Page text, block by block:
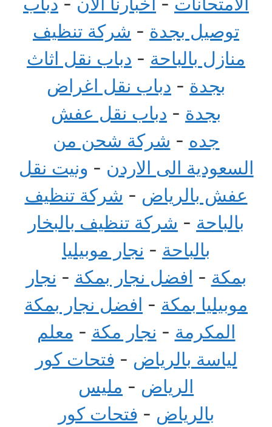
توصيل بجدة - شركة تنظيف
منازل بالباحة - دباب نقل اثاث
بجدة - دباب نقل اغراض
بجدة - دباب نقل عفش
جده - شركة شحن من
السعودية الى الاردن - ونيت نقل
عفش بالرياض - شركة تنظيف
بالباحة - شركة تنظيف بالبخار
بالباحة - نجار موبيليا
بمكة - افضل نجار بمكة - نجار
موبيليا بمكة - افضل نجار بمكة
المكرمة - نجار مكة - معلم
لياسة بالرياض - فتحات كور
الرياض - مليس
بالرياض - فتحات كور